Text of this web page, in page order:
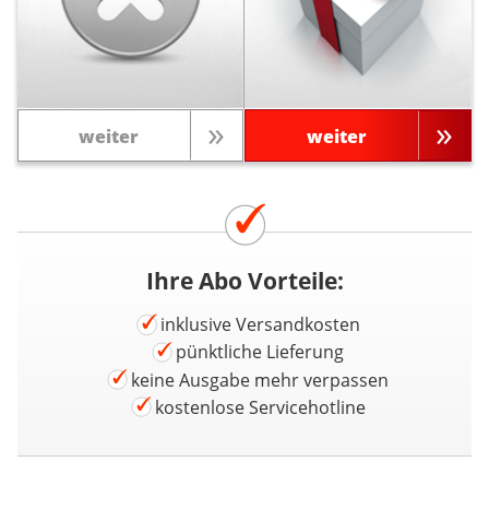
weiter weiter
Ihre Abo Vorteile:
inklusive Versandkosten
pünktliche Lieferung
keine Ausgabe mehr verpassen
kostenlose Servicehotline